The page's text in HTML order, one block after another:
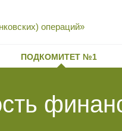
операций»
ПОДКОМИТЕТ №1